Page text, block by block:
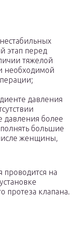
этап перед
тяжелой
необходимой
давления
давления более
большие
женщины,
на
протеза клапана.